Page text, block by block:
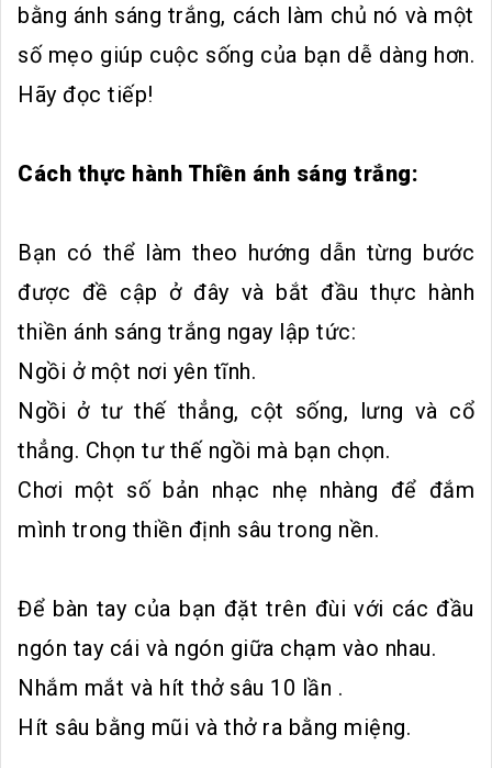
bằng ánh sáng trắng, cách làm chủ nó và một
số mẹo giúp cuộc sống của bạn dễ dàng hơn.
Hãy đọc tiếp!
Cách thực hành Thiền ánh sáng trắng:
Bạn có thể làm theo hướng dẫn từng bước
được đề cập ở đây và bắt đầu thực hành
thiền ánh sáng trắng ngay lập tức:
Ngồi ở một nơi yên tĩnh.
Ngồi ở tư thế thẳng, cột sống, lưng và cổ
thẳng. Chọn tư thế ngồi mà bạn chọn.
Chơi một số bản nhạc nhẹ nhàng để đắm
mình trong thiền định sâu trong nền.
Để bàn tay của bạn đặt trên đùi với các đầu
ngón tay cái và ngón giữa chạm vào nhau.
Nhắm mắt và hít thở sâu 10 lần .
Hít sâu bằng mũi và thở ra bằng miệng.